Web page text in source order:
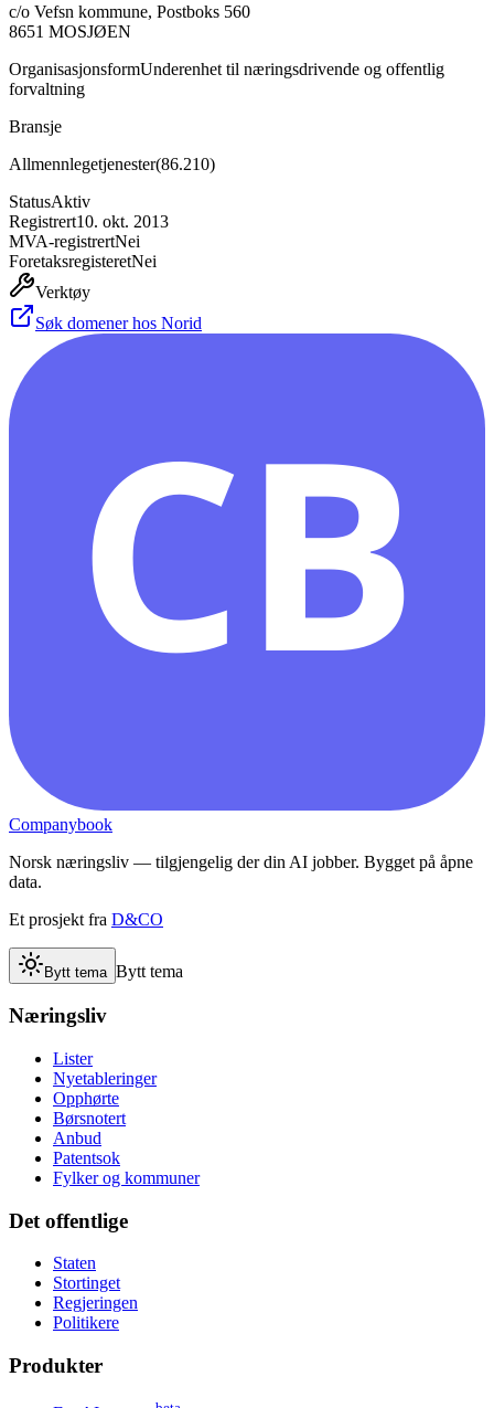
c/o Vefsn kommune, Postboks 560
8651 MOSJØEN
OrganisasjonsformUnderenhet til næringsdrivende og offentlig
forvaltning
Bransje
Allmennlegetjenester(86.210)
StatusAktiv
Registrert10. okt. 2013
MVA-registrertNei
ForetaksregisteretNei
Verktøy
Søk domener hos Norid
CB
Companybook
Norsk næringsliv — tilgjengelig der din AI jobber. Bygget på åpne
data.
Et prosjekt fra D&CO
Bytt tema Bytt tema
Næringsliv
Lister
Nyetableringer
Opphørte
Børsnotert
Anbud
Patentsok
Fylker og kommuner
Det offentlige
Staten
Stortinget
Regjeringen
Politikere
Produkter